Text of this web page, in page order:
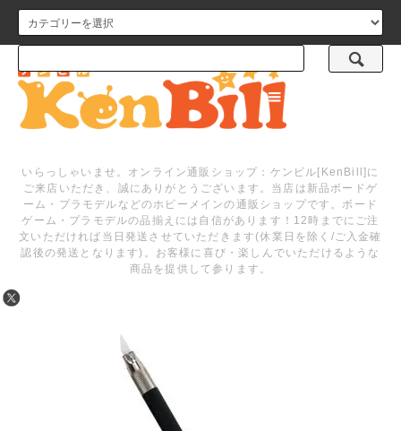
メニュー
いらっしゃいませ。オンライン通販ショップ：ケンビル[KenBill]に
ご来店いただき、誠にありがとうございます。当店は新品ボードゲ
ーム・プラモデルなどのホビーメインの通販ショップです。ボード
ゲーム・プラモデルの品揃えには自信があります！12時までにご注
文いただければ当日発送させていただきます(休業日を除く/ご入金確
認後の発送となります)。お客様に喜び・楽しんでいただけるような
商品を提供して参ります。